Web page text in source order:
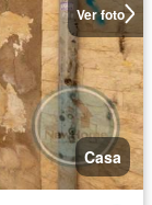
Ver foto
Casa